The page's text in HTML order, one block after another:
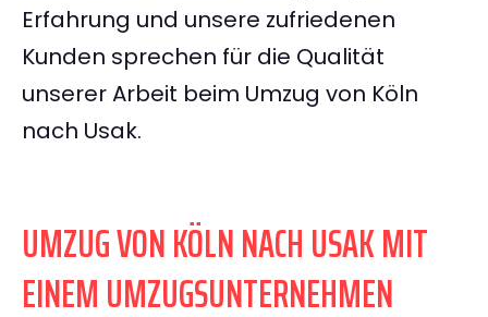
Erfahrung und unsere zufriedenen
Kunden sprechen für die Qualität
unserer Arbeit beim Umzug von Köln
nach Usak.
UMZUG VON KÖLN NACH USAK MIT
EINEM UMZUGSUNTERNEHMEN